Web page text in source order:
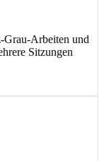
Grau-Arbeiten und
Sitzungen